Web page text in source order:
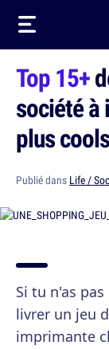
Top 15+
société à
plus
Publié dans Life /
Si tu n'as
livrer un jeu
imprimante